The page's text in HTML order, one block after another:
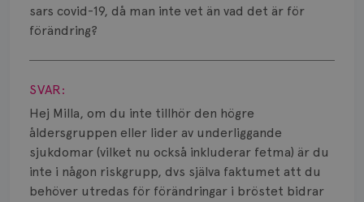
sars covid-19, då man inte vet än vad det är för
förändring?
Visa svar
SVAR:
Hej Milla, om du inte tillhör den högre
åldersgruppen eller lider av underliggande
sjukdomar (vilket nu också inkluderar fetma) är du
inte i någon riskgrupp, dvs själva faktumet att du
behöver utredas för förändringar i bröstet bidrar
Bröstvårta
Läkemedel
Typ av bröstcancer
Smärta
Prognos